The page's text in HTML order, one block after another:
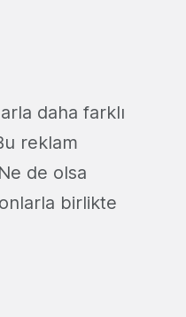
daha farklı
reklam
de olsa
birlikte